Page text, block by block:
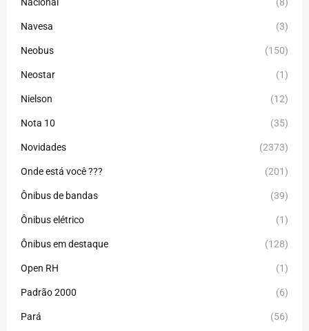
Navesa (3)
Neobus (150)
Neostar (1)
Nielson (12)
Nota 10 (35)
Novidades (2373)
Onde está você ??? (201)
Ônibus de bandas (39)
Ônibus elétrico (1)
Ônibus em destaque (128)
Open RH (1)
Padrão 2000 (6)
Pará (56)